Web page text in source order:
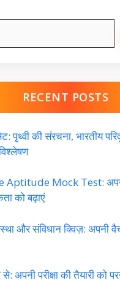
RECENT POSTS
पृथ्वी की संरचना, भारतीय
Aptitude Mock Test:
को बढ़ाएं
और संविधान क्विज़: अपनी
अपनी परीक्षा की तैयारी को